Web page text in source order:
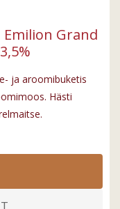
Grand
ja aroomibuketis
Hästi